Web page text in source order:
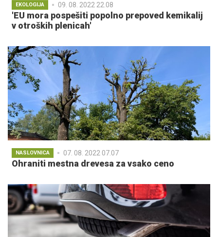
EKOLOGIJA 09. 08. 2022 22.08
'EU mora pospešiti popolno prepoved kemikalij
v otroških plenicah'
NASLOVNICA 07. 08. 2022 07.07
Ohraniti mestna drevesa za vsako ceno